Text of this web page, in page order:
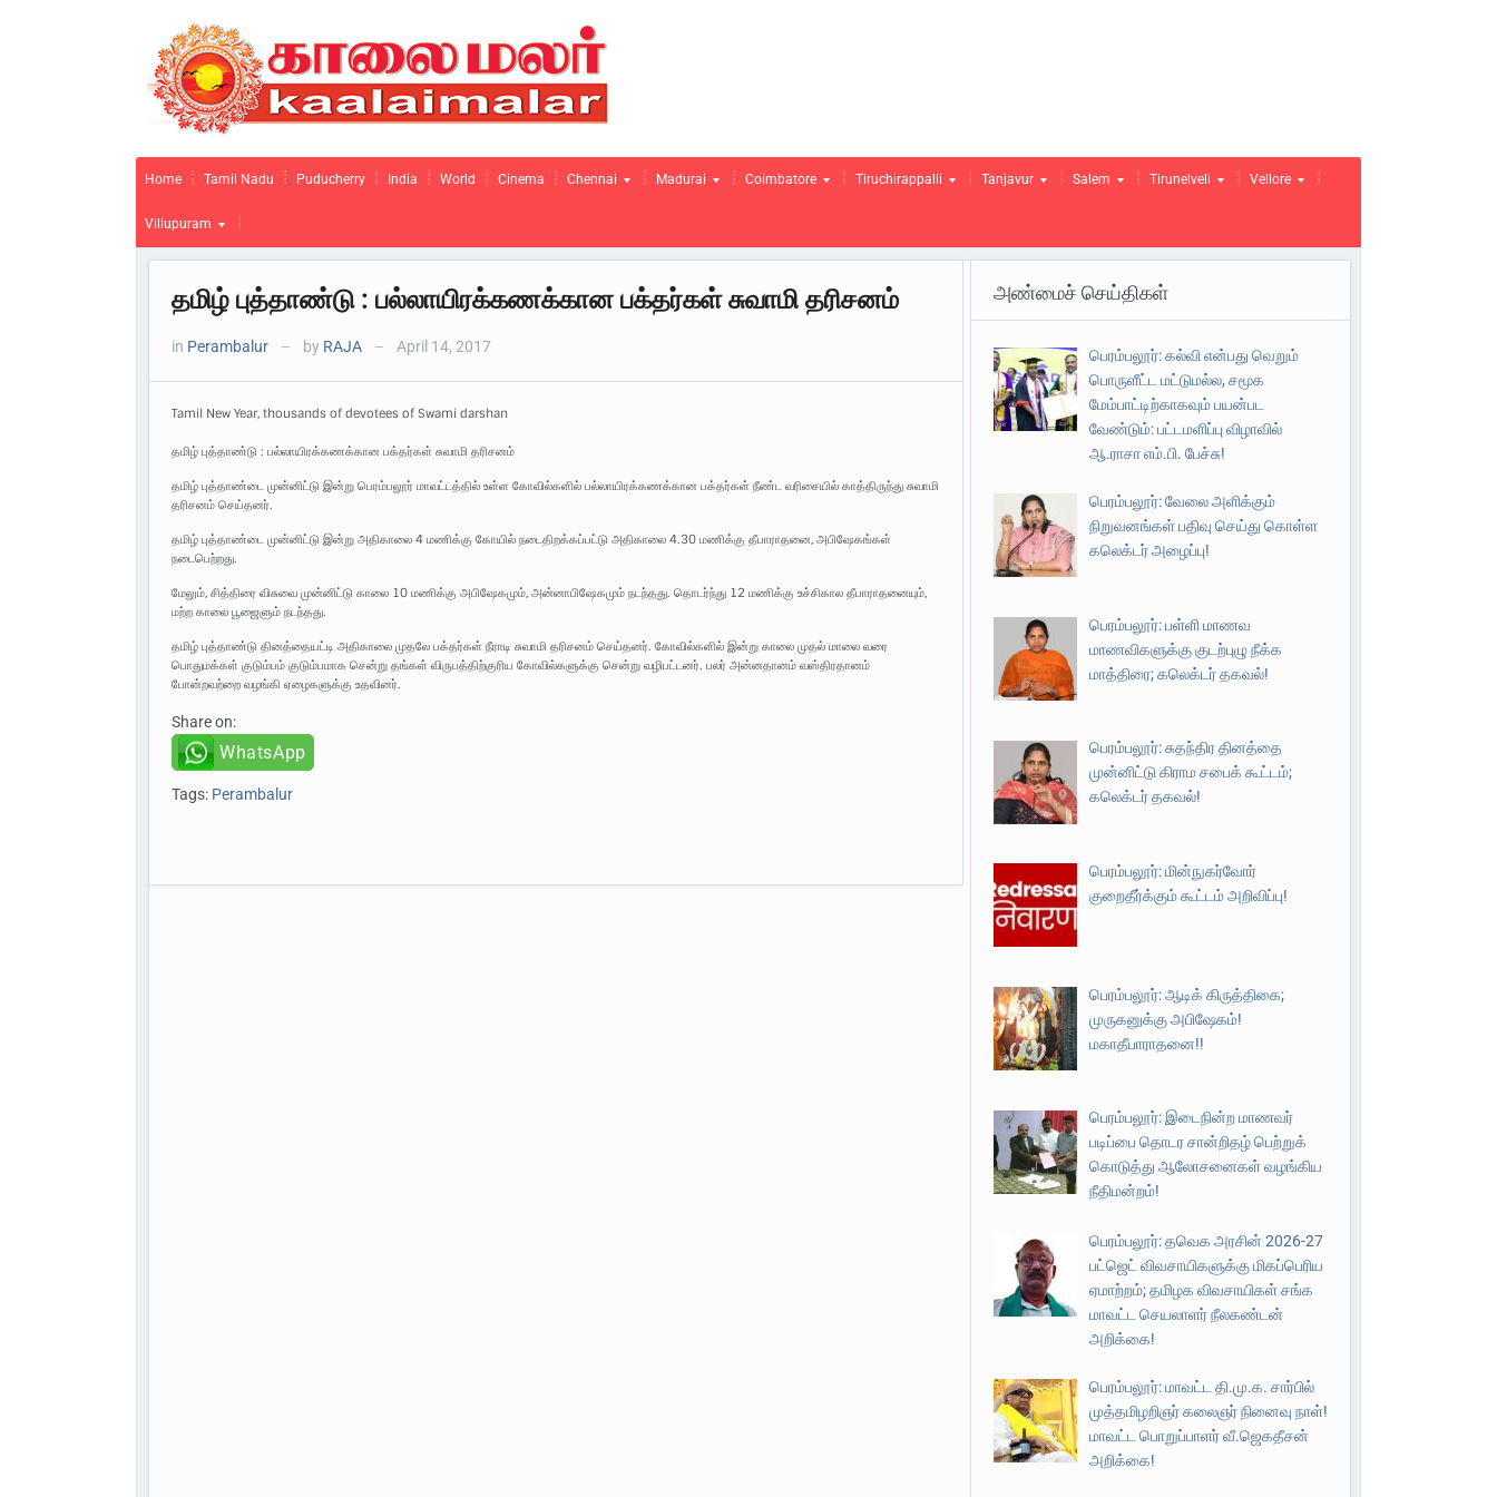
Home Tamil Nadu Puducherry India World Cinema Chennai Madurai Coimbatore Tiruchirappalli Tanjavur Salem Tirunelveli Vellore
Villupuram
தமிழ் புத்தாண்டு : பல்லாயிரக்கணக்கான பக்தர்கள் சுவாமி தரிசனம்
in Perambalur — by RAJA — April 14, 2017
Tamil New Year, thousands of devotees of Swami darshan
தமிழ் புத்தாண்டு : பல்லாயிரக்கணக்கான பக்தர்கள் சுவாமி தரிசனம்
தமிழ் புத்தாண்டை முன்னிட்டு இன்று பெரம்பலூர் மாவட்டத்தில் உள்ள கோவில்களில் பல்லாயிரக்கணக்கான பக்தர்கள் நீண்ட வரிசையில் காத்திருந்து சுவாமி
தரிசனம் செய்தனர்.
தமிழ் புத்தாண்டை முன்னிட்டு இன்று அதிகாலை 4 மணிக்கு கோயில் நடைதிறக்கப்பட்டு அதிகாலை 4.30 மணிக்கு தீபாராதனை, அபிஷேகங்கள்
நடைபெற்றது.
மேலும், சித்திரை விசுவை முன்னிட்டு காலை 10 மணிக்கு அபிஷேகமும், அன்னாபிஷேகமும் நடந்தது. தொடர்ந்து 12 மணிக்கு உச்சிகால தீபாராதனையும்,
மற்ற காலை பூஜைளும் நடந்தது.
தமிழ் புத்தாண்டு தினத்தையட்டி அதிகாலை முதலே பக்தர்கள் நீராடி சுவாமி தரிசனம் செய்தனர். கோவில்களில் இன்று காலை முதல் மாலை வரை
பொதுமக்கள் குடும்பம் குடும்பமாக சென்று தங்கள் விருபத்திற்குரிய கோவில்களுக்கு சென்று வழிபட்டனர். பலர் அன்னதானம் வஸ்திரதானம்
போன்றவற்றை வழங்கி ஏழைகளுக்கு உதவினர்.
Share on:
WhatsApp
Tags: Perambalur
அண்மைச் செய்திகள்
பெரம்பலூர்: கல்வி என்பது வெறும்
பொருளீட்ட மட்டுமல்ல, சமூக
மேம்பாட்டிற்காகவும் பயன்பட
வேண்டும்: பட்டமளிப்பு விழாவில்
ஆ.ராசா எம்.பி. பேச்சு!
பெரம்பலூர்: வேலை அளிக்கும்
நிறுவனங்கள் பதிவு செய்து கொள்ள
கலெக்டர் அழைப்பு!
பெரம்பலூர்: பள்ளி மாணவ
மாணவிகளுக்கு குடற்புழு நீக்க
மாத்திரை; கலெக்டர் தகவல்!
பெரம்பலூர்: சுதந்திர தினத்தை
முன்னிட்டு கிராம சபைக் கூட்டம்;
கலெக்டர் தகவல்!
பெரம்பலூர்: மின்நுகர்வோர்
குறைதீர்க்கும் கூட்டம் அறிவிப்பு!
பெரம்பலூர்: ஆடிக் கிருத்திகை;
முருகனுக்கு அபிஷேகம்!
மகாதீபாராதனை!!
பெரம்பலூர்: இடைநின்ற மாணவர்
படிப்பை தொடர சான்றிதழ் பெற்றுக்
கொடுத்து ஆலோசனைகள் வழங்கிய
நீதிமன்றம்!
பெரம்பலூர்: தவெக அரசின் 2026-27
பட்ஜெட் விவசாயிகளுக்கு மிகப்பெரிய
ஏமாற்றம்; தமிழக விவசாயிகள் சங்க
மாவட்ட செயலாளர் நீலகண்டன்
அறிக்கை!
பெரம்பலூர்: மாவட்ட தி.மு.க. சார்பில்
முத்தமிழறிஞர் கலைஞர் நினைவு நாள்!
மாவட்ட பொறுப்பாளர் வீ.ஜெகதீசன்
அறிக்கை!